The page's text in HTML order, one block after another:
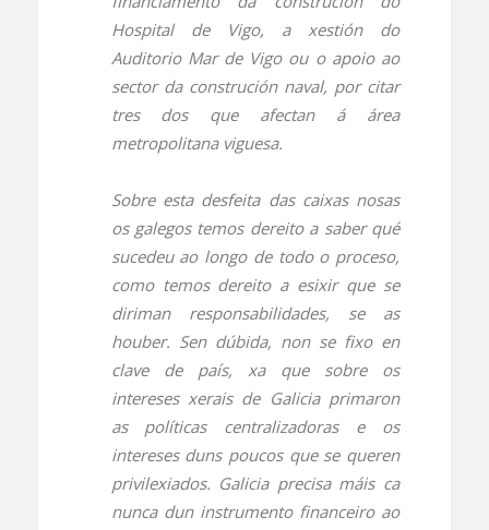
Hospital de Vigo, a xestión do
Auditorio Mar de Vigo ou o apoio ao
sector da construción naval, por citar
tres dos que afectan á área
metropolitana viguesa.
Sobre esta desfeita das caixas nosas
os galegos temos dereito a saber qué
sucedeu ao longo de todo o proceso,
como temos dereito a esixir que se
diriman responsabilidades, se as
houber. Sen dúbida, non se fixo en
clave de país, xa que sobre os
intereses xerais de Galicia primaron
as políticas centralizadoras e os
intereses duns poucos que se queren
privilexiados. Galicia precisa máis ca
nunca dun instrumento financeiro ao